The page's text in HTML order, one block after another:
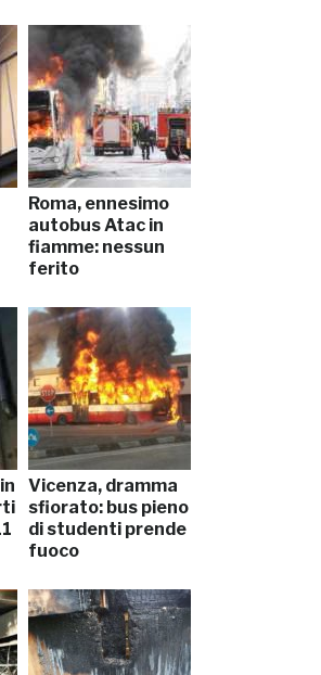
Roma, ennesimo
autobus Atac in
fiamme: nessun
ferito
Vicenza, dramma
sfiorato: bus pieno
di studenti prende
fuoco